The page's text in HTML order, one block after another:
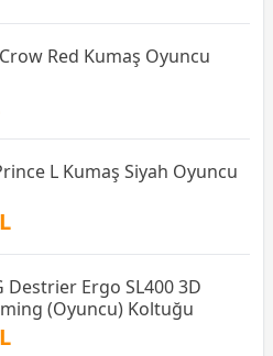
Red Kumaş Oyuncu
L Kumaş Siyah Oyuncu
Destrier Ergo SL400 3D
(Oyuncu) Koltuğu